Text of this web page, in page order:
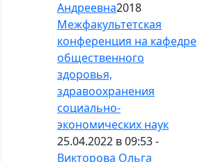
Андреевна2018
Межфакультетская
конференция на кафедре
общественного
здоровья,
здравоохранения
социально-
экономических наук
25.04.2022 в 09:53 -
Викторова Ольга